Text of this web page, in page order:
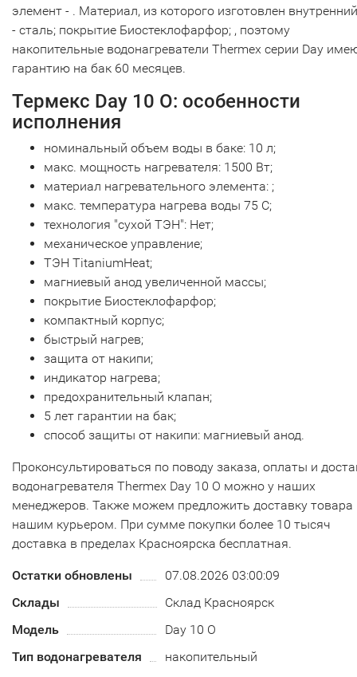
элемент - . Материал, из которого изготовлен
- сталь; покрытие Биостеклофарфор; , поэтому
накопительные водонагреватели Thermex серии Day
гарантию на бак 60 месяцев.
Термекс Day 10 O: особенности
исполнения
номинальный объем воды в баке: 10 л;
макс. мощность нагревателя: 1500 Вт;
материал нагревательного элемента: ;
макс. температура нагрева воды 75 С;
технология "сухой ТЭН": Нет;
механическое управление;
ТЭН TitaniumHeat;
магниевый анод увеличенной массы;
покрытие Биостеклофарфор;
компактный корпус;
быстрый нагрев;
защита от накипи;
индикатор нагрева;
предохранительный клапан;
5 лет гарантии на бак;
способ защиты от накипи: магниевый анод.
Проконсультироваться по поводу заказа, оплаты и
водонагревателя Thermex Day 10 O можно у наших
менеджеров. Также можем предложить доставку товара
нашим курьером. При сумме покупки более 10 тысяч
доставка в пределах Красноярска бесплатная.
Остатки обновлены
07.08.2026 03:00:09
Склады
Склад Красноярск
Модель
Day 10 O
Тип водонагревателя
накопительный